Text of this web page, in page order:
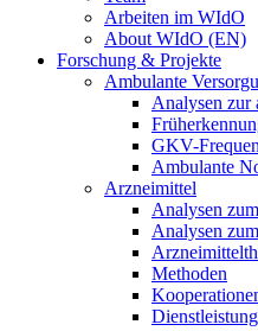
Arbeiten im WIdO
About WIdO (EN)
Forschung & Projekte
Ambulante
Analysen zur
GKV-
Ambulante
Arzneimittel
Analysen
Analysen
Methoden